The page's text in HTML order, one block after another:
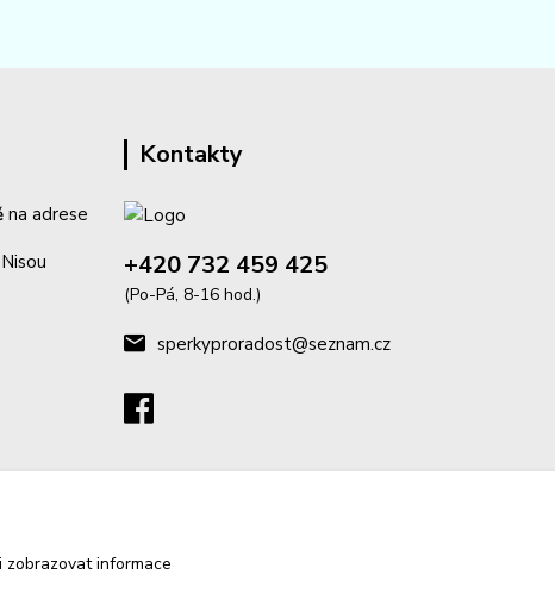
na adrese
Kontakty
+420 732 459 425
(Po-Pá, 8-16 hod.)
sperkyproradost@seznam.cz
zobrazovat informace